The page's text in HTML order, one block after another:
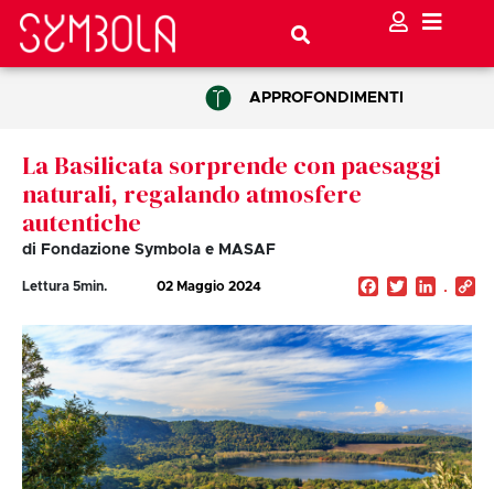
APPROFONDIMENTI
La Basilicata sorprende con paesaggi
naturali, regalando atmosfere
autentiche
di Fondazione Symbola e MASAF
Lettura 5min. 02 Maggio 2024 Facebook
Twitter